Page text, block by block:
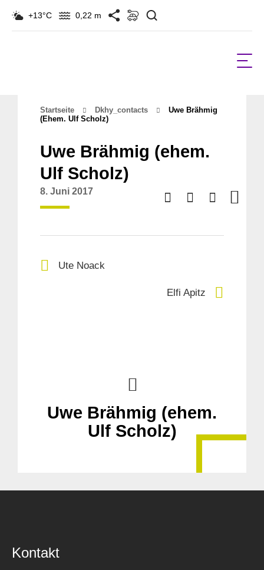
+13°C 0,22 m
Startseite Dkhy_contacts
Uwe Brähmig
(ehem. Ulf Scholz)
Uwe Brähmig (ehem.
Ulf Scholz)
8. Juni 2017
Ute Noack
Elfi Apitz
Uwe Brähmig (ehem.
Ulf Scholz)
Kontakt